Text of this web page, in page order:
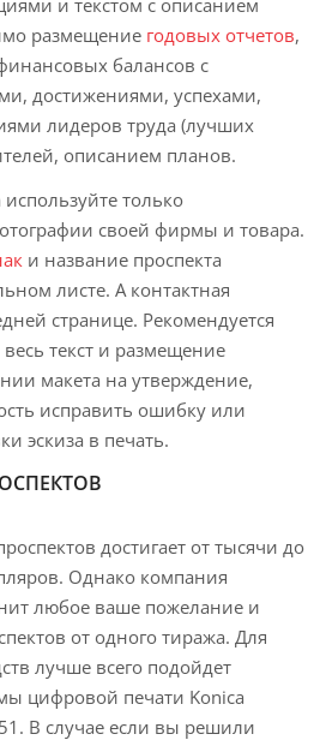
и текстом с описанием
размещение годовых отчетов,
балансов с
достижениями, успехами,
лидеров труда (лучших
описанием планов.
только
своей фирмы и товара.
и название проспекта
листе. А контактная
странице. Рекомендуется
текст и размещение
макета на утверждение,
исправить ошибку или
эскиза в печать.
достигает от тысячи до
Однако компания
любое ваше пожелание и
от одного тиража. Для
лучше всего подойдет
цифровой печати Konica
В случае если вы решили